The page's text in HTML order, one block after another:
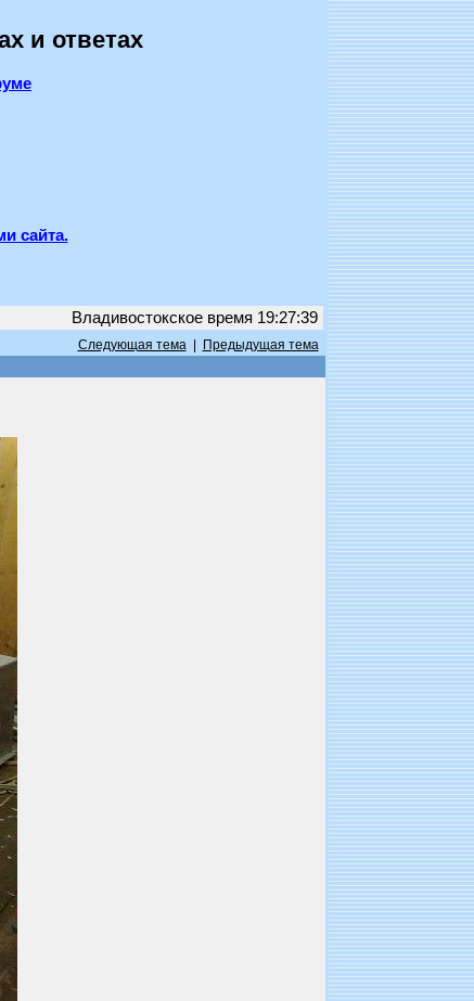
и ответах
сайта.
Владивостокское время 19:27:39
Следующая тема|
Предыдущая тема